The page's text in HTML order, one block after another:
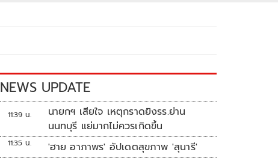
NEWS UPDATE
11:39 น.
นายกฯ เสียใจ เหตุกราดยิงรร.ย่าน
นนทบุรี แย่มากไม่ควรเกิดขึ้น
11:35 น. 'ฮาย อาภาพร' อัปเดตสุขภาพ 'สุนารี'